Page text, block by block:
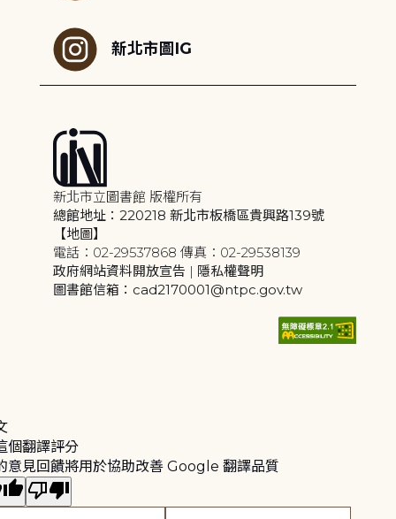
新北市圖IG
新北市立圖書館 版權所有
總館地址：220218 新北市板橋區貴興路139號
【地圖】
電話：02-29537868 傳真：02-29538139
政府網站資料開放宣告 | 隱私權聲明
圖書館信箱：cad2170001@ntpc.gov.tw
個翻譯評分
意見回饋將用於協助改善 Google 翻譯品質